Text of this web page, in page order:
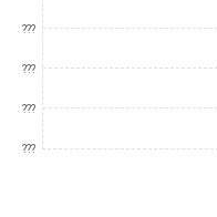
???
???
???
???